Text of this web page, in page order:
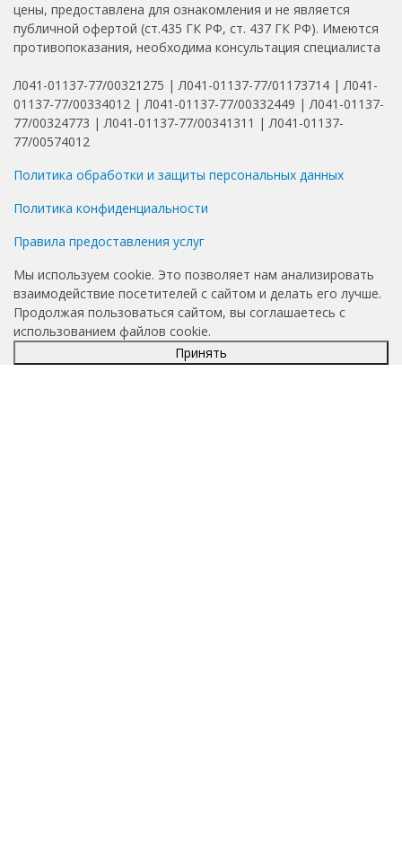
цены, предоставлена для ознакомления и не является
публичной офертой (ст.435 ГК РФ, ст. 437 ГК РФ). Имеются
противопоказания, необходима консультация специалиста
Л041-01137-77/00321275 | Л041-01137-77/01173714 | Л041-
01137-77/00334012 | Л041-01137-77/00332449 | Л041-01137-
77/00324773 | Л041-01137-77/00341311 | Л041-01137-
77/00574012
Политика обработки и защиты персональных данных
Политика конфиденциальности
Правила предоставления услуг
Мы используем cookie. Это позволяет нам анализировать
взаимодействие посетителей с сайтом и делать его лучше.
Продолжая пользоваться сайтом, вы соглашаетесь с
использованием файлов cookie.
Принять